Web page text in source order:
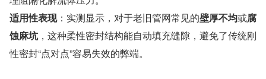
适用性表现：实测显示，对于老旧管网常见的壁厚不均或腐
蚀麻坑，这种柔性密封结构能自动填充缝隙，避免了传统刚
性密封“点对点”容易失效的弊端。